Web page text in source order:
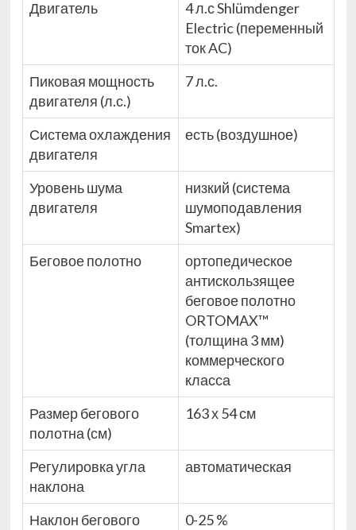
Двигатель
4 л.с Shlümdenger
Electric (переменный
ток AC)
Пиковая мощность
двигателя (л.с.)
7 л.с.
Система охлаждения
двигателя
есть (воздушное)
Уровень шума
двигателя
низкий (система
шумоподавления
Smartex)
Беговое полотно
ортопедическое
антискользящее
беговое полотно
ORTOMAX™
(толщина 3 мм)
коммерческого
класса
Размер бегового
полотна (см)
163 х 54 см
Регулировка угла
наклона
автоматическая
Наклон бегового
0-25 %